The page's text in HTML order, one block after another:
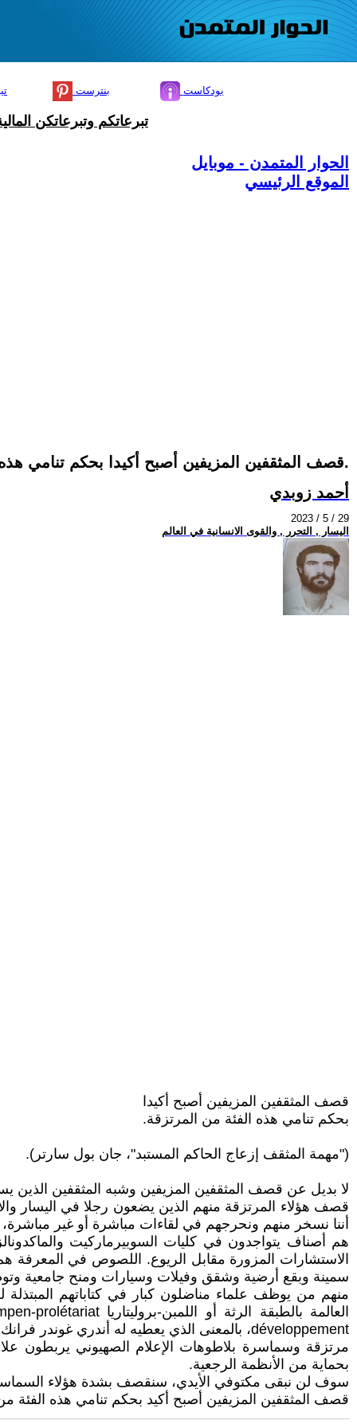
بنترست بودكاست
تبرعاتكم وتبرعاتكن
الحوار المتمدن - موبايل
الموقع الرئيسي
قصف المثقفين المزيفين أصبح أكيدا بحكم تنامي هذه الفئة من المرتزقة.
أحمد زوبدي
2023 / 5 / 29
اليسار , التحرر , والقوى الانسانية في العالم
قصف المثقفين المزيفين أصبح أكيدا
بحكم تنامي هذه الفئة من المرتزقة.
("مهمة المثقف إزعاج الحاكم المستبد"، جان بول سارتر).
لا بديل عن قصف المثقفين المزيفين وشبه المثقفين الذين
قصف هؤلاء المرتزقة منهم الذين يضعون رجلا في اليسار
أننا نسخر منهم ونحرجهم في لقاءات مباشرة أو غير
هم أصناف يتواجدون في كليات السوبيرماركيت
الاستشارات المزورة مقابل الريوع. اللصوص في المعرفة
سمينة وبقع أرضية وشقق وفيلات وسيارات ومنح جامعية
منهم من يوظف علماء مناضلون كبار في كتاباتهم
développement، بالمعنى الذي يعطيه له أندري غوندر فرانك.
مرتزقة وسماسرة بلاطوهات الإعلام الصهيوني يربطون
بحماية من الأنظمة الرجعية.
سوف لن نبقى مكتوفي الأيدي، سنقصف بشدة هؤلاء السماسرة
قصف المثقفين المزيفين أصبح أكيد بحكم تنامي هذه الفئة من